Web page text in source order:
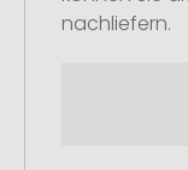
nachliefern.